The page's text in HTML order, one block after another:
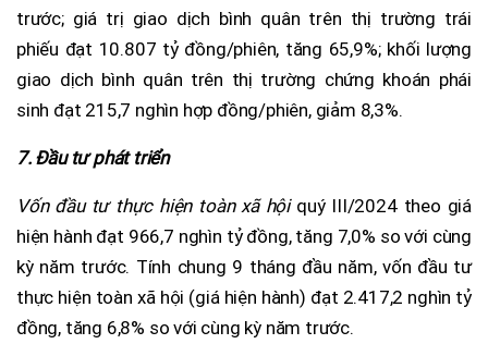
trước; giá trị giao dịch bình quân trên thị trường trái
phiếu đạt 10.807 tỷ đồng/phiên, tăng 65,9%; khối lượng
giao dịch bình quân trên thị trường chứng khoán phái
sinh đạt 215,7 nghìn hợp đồng/phiên, giảm 8,3%.
7. Đầu tư phát triển
Vốn đầu tư thực hiện toàn xã hội quý III/2024 theo giá
hiện hành đạt 966,7 nghìn tỷ đồng, tăng 7,0% so với cùng
kỳ năm trước. Tính chung 9 tháng đầu năm, vốn đầu tư
thực hiện toàn xã hội (giá hiện hành) đạt 2.417,2 nghìn tỷ
đồng, tăng 6,8% so với cùng kỳ năm trước.